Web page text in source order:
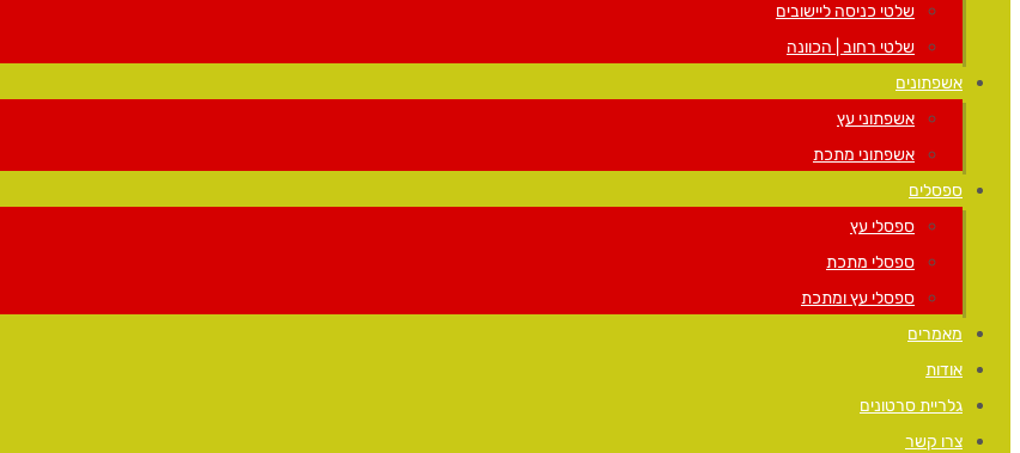
שלטי כניסה ליישובים
שלטי רחוב | הכוונה
אשפתונים
אשפתוני עץ
אשפתוני מתכת
ספסלים
ספסלי עץ
ספסלי מתכת
ספסלי עץ ומתכת
מאמרים
אודות
גלריית סרטונים
צרו קשר